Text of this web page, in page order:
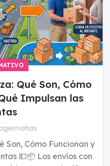
Qué Son, Cómo
Impulsan las
Son, Cómo Funcionan y
💵📦 Los envíos con